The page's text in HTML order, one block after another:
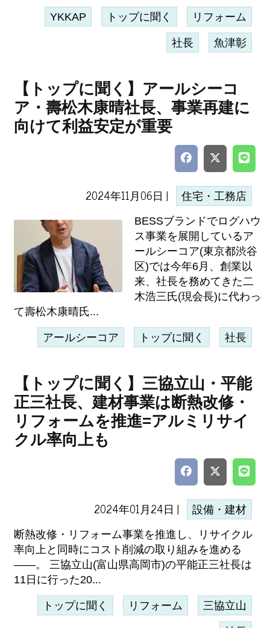
YKKAP トップに聞く リフォーム
社長 魚津彰
【トップに聞く】アールシーコ
ア・壽松木康晴社長、事業再建に
向けて利益安定が重要
2024年11月06日 | 住宅・工務店
BESSブランドでログハウ
ス事業を展開しているア
ールシーコア(東京都渋谷
区)では今年6月、創業以
来、社長を務めてきた二
木浩三氏(現会長)に代わっ
て壽松木康晴氏...
アールシーコア トップに聞く 社長
【トップに聞く】三協立山・平能
正三社長、建材事業は断熱改修・
リフォームを推進=アルミリサイ
クル率向上も
2024年01月24日 | 設備・建材
断熱改修・リフォーム事業を推進し、リサイクル
率向上と同時にコスト削減の取り組みを進める
――。 三協立山(富山県高岡市)の平能正三社長は
11日に行った20...
トップに聞く リフォーム 三協立山